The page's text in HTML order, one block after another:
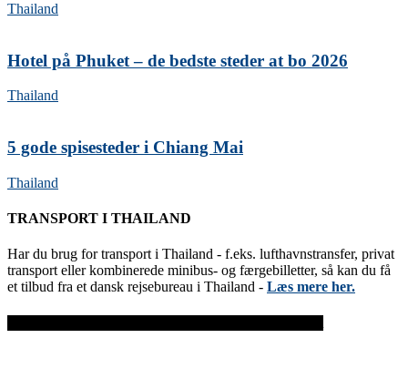
Thailand
Hotel på Phuket – de bedste steder at bo 2026
Thailand
5 gode spisesteder i Chiang Mai
Thailand
TRANSPORT I THAILAND
Har du brug for transport i Thailand - f.eks. lufthavnstransfer, privat
transport eller kombinerede minibus- og færgebilletter, så kan du få
et tilbud fra et dansk rejsebureau i Thailand - Læs mere her.